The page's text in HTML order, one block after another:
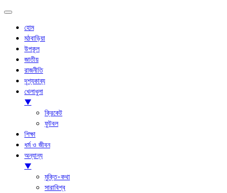
হোম
মঠবাড়িয়া
উপকূল
জাতীয়
রাজনীতি
দৃশ্যকাব্য
খেলাধুলা
▼
ক্রিকেট
ফুটবল
শিক্ষা
ধর্ম ও জীবন
অন্যান্য
▼
মুক্তি-কথা
সারাবিশ্ব